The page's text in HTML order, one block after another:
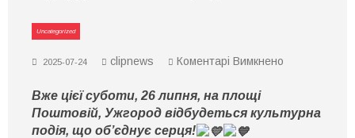
Uncategorized
2025-07-24 clipnews Коментарі Вимкнено
та
Вільні”
Вже цієї суботи, 26 липня, на площі
Поштовій, Ужгород відбудеться культурна
подія, що об’єднує серця!